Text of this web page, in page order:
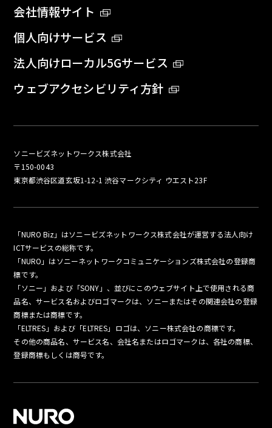
会社情報サイト
個人向けサービス
法人向けローカル5Gサービス
ウェブアクセシビリティ方針
ソニービズネットワークス株式会社
〒150-0043
東京都渋谷区道玄坂1-12-1 渋谷マークシティ ウエスト23F
「NURO Biz」はソニービズネットワークス株式会社が運営する法人向け
ICTサービスの総称です。
「NURO」はソニーネットワークコミュニケーションズ株式会社の登録商
標です。
「ソニー」および「SONY」、並びにこのウェブサイト上で使用される商
品名、サービス名およびロゴマークは、ソニーまたはその関連会社の登録
商標または商標です。
「ELTRES」および「ELTRES」ロゴは、ソニー株式会社の商標です。
その他の商品名、サービス名、会社名またはロゴマークは、各社の商標、
登録商標もしくは商号です。